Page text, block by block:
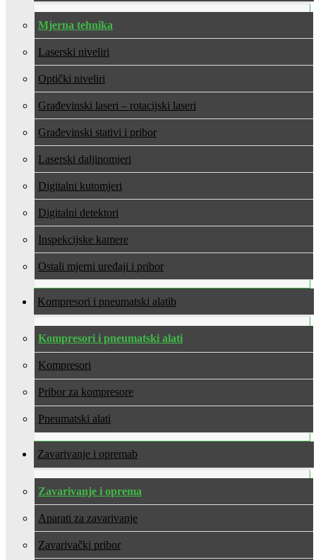
Mjerna tehnika
Laserski niveliri
Optički niveliri
Građevinski laseri – rotacijski laseri
Građevinski stativi i pribor
Laserski daljinomjeri
Digitalni kutomjeri
Digitalni detektori
Inspekcijske kamere
Ostali mjerni uređaji i pribor
Kompresori i pneumatski alati
Kompresori i pneumatski alati
Kompresori
Pribor za kompresore
Pneumatski alati
Zavarivanje i oprema
Zavarivanje i oprema
Aparati za zavarivanje
Zavarivački pribor